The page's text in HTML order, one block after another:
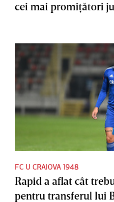
cei mai promiţători
FC U CRAIOVA 1948
Rapid a aflat cât
pentru transferul lui